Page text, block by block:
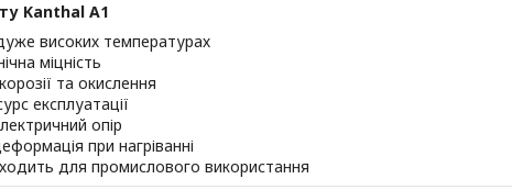
Kanthal A1
високих температурах
міцність
та окислення
експлуатації
опір
при нагріванні
для промислового використання